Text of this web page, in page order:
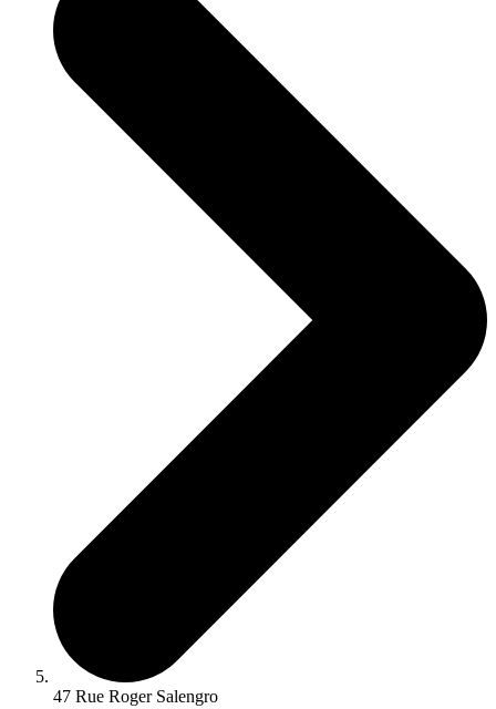
47 Rue Roger Salengro